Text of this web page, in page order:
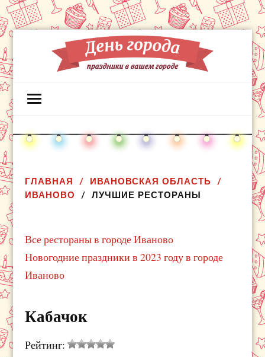
ГЛАВНАЯ
ИВАНОВСКАЯ ОБЛАСТЬ
ИВАНОВО
ЛУЧШИЕ РЕСТОРАНЫ
Все рестораны в городе Иваново
Новогодние праздники в 2023 году в городе
Иваново
Кабачок
Рейтинг: